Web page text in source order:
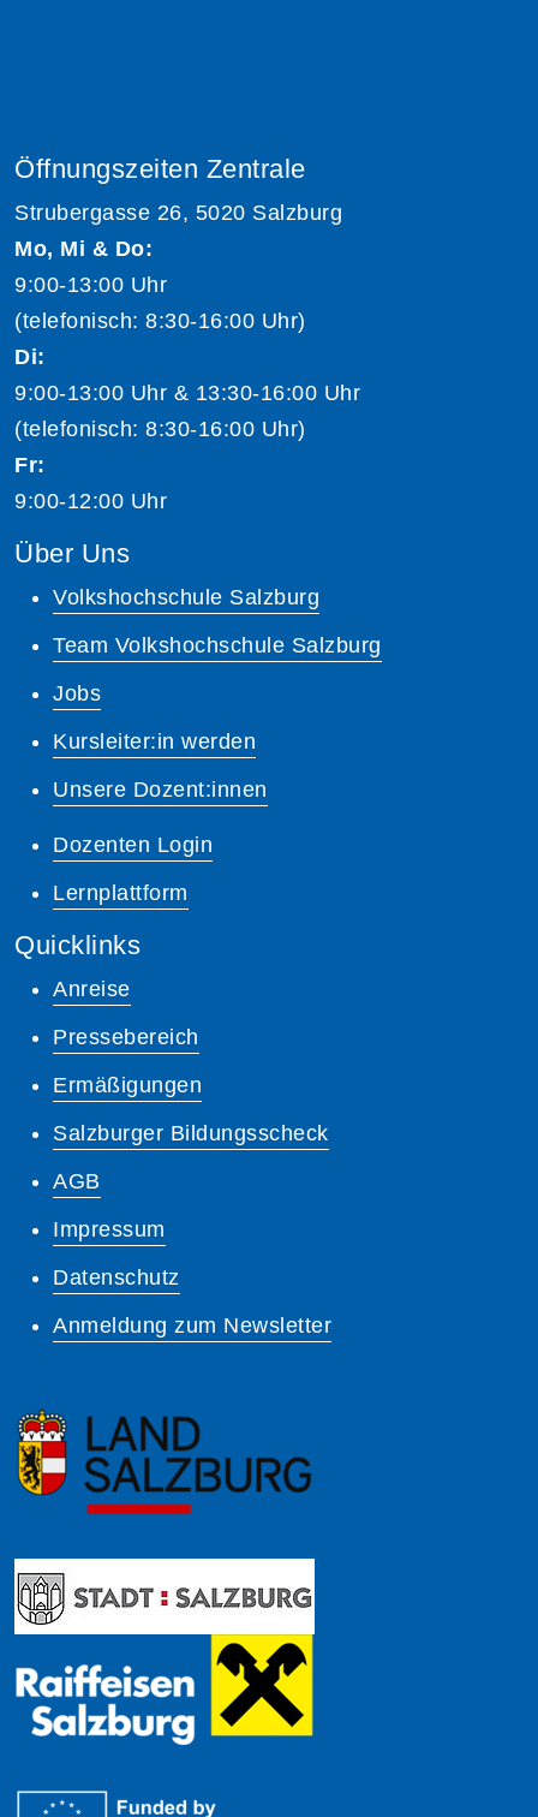
Öffnungszeiten Zentrale
Strubergasse 26, 5020 Salzburg
Mo, Mi & Do:
9:00-13:00 Uhr
(telefonisch: 8:30-16:00 Uhr)
Di:
9:00-13:00 Uhr & 13:30-16:00 Uhr
(telefonisch: 8:30-16:00 Uhr)
Fr:
9:00-12:00 Uhr
Über Uns
Volkshochschule Salzburg
Team Volkshochschule Salzburg
Jobs
Kursleiter:in werden
Unsere Dozent:innen
Dozenten Login
Lernplattform
Quicklinks
Anreise
Pressebereich
Ermäßigungen
Salzburger Bildungsscheck
AGB
Impressum
Datenschutz
Anmeldung zum Newsletter